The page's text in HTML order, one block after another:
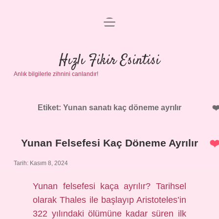
Anasayfa
Gizlilik Politikası
Yasal Uyarı
menüyü
Hızlı Fikir Esintisi
Anlık bilgilerle zihnini canlandır!
Etiket: Yunan sanatı kaç döneme ayrılır
Yunan Felsefesi Kaç Döneme Ayrılır
Tarih: Kasım 8, 2024
Yunan felsefesi kaça ayrılır? Tarihsel
olarak Thales ile başlayıp Aristoteles’in
322 yılındaki ölümüne kadar süren ilk